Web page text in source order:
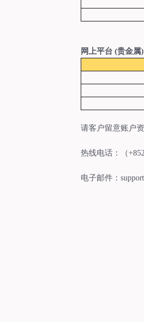
网上平台 (贵金属)
请客户留意账户
热线电话：（
电子邮件：